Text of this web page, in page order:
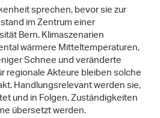
sprechen, bevor sie zur
im Zentrum einer
Bern. Klimaszenarien
wärmere Mitteltemperaturen,
Schnee und veränderte
regionale Akteure bleiben solche
Handlungsrelevant werden sie,
und in Folgen, Zuständigkeiten
übersetzt werden.